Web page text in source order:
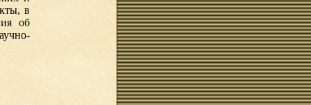
в
об